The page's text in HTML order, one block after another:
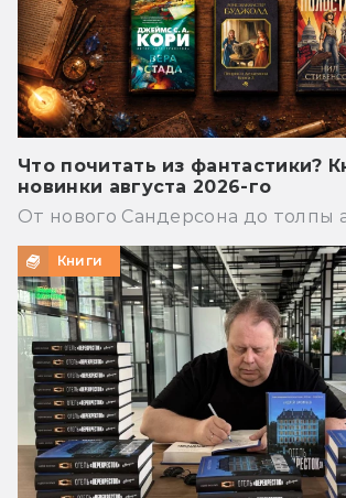
Что почитать из фантастики?
новинки августа 2026-го
От нового Сандерсона до толпы
Книги